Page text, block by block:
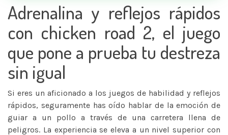
Adrenalina y reflejos rápidos
con chicken road 2, el juego
que pone a prueba tu destreza
sin igual
Si eres un aficionado a los juegos de habilidad y reflejos
rápidos, seguramente has oído hablar de la emoción de
guiar a un pollo a través de una carretera llena de
peligros. La experiencia se eleva a un nivel superior con